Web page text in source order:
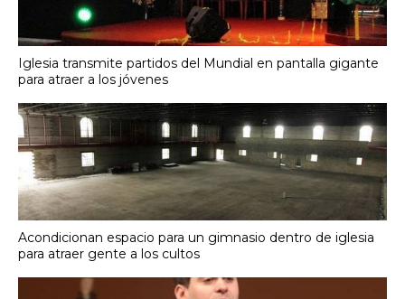
Iglesia transmite partidos del Mundial en pantalla gigante
para atraer a los jóvenes
Acondicionan espacio para un gimnasio dentro de iglesia
para atraer gente a los cultos